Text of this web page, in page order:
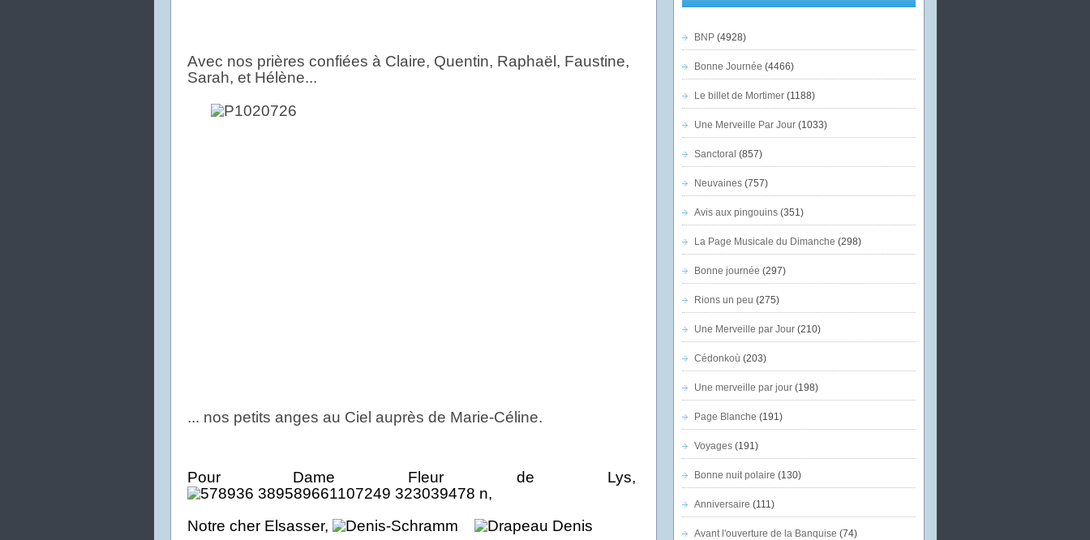
Avec nos prières confiées à Claire, Quentin, Raphaël, Faustine,
Sarah, et Hélène...
... nos petits anges au Ciel auprès de Marie-Céline.
Pour Dame Fleur de Lys,
,
Notre cher Elsasser,
BNP(4928)
Bonne Journée (4466)
Le billet de Mortimer(1188)
Une Merveille Par Jour(1033)
Sanctoral (857)
Neuvaines(757)
Avis aux pingouins(351)
La Page Musicale du Dimanche (298)
Bonne journée (297)
Rions un peu (275)
Une Merveille par Jour(210)
Cédonkoù (203)
Une merveille par jour(198)
Page Blanche (191)
Voyages(191)
Bonne nuit polaire (130)
Anniversaire (111)
Avant l'ouverture de la Banquise (74)